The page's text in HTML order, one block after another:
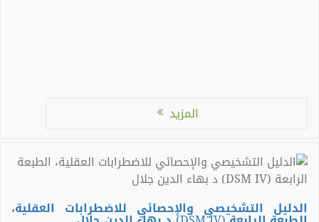
المزيد
الدليل التشخيصي والإحصائي للاضطرابات العقلية،